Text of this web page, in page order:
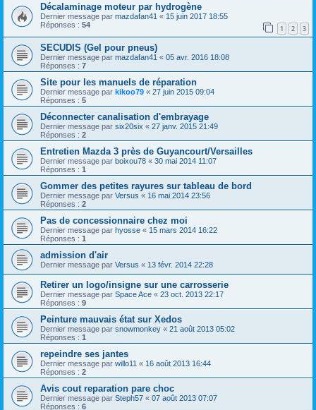
Décalaminage moteur par hydrogène
Dernier message par mazdafan41 « 15 juin 2017 18:55
Réponses : 54 1 2 3
SECUDIS (Gel pour pneus)
Dernier message par mazdafan41 « 05 avr. 2016 18:08
Réponses : 7
Site pour les manuels de réparation
Dernier message par kikoo79 « 27 juin 2015 09:04
Réponses : 5
Déconnecter canalisation d'embrayage
Dernier message par six20six « 27 janv. 2015 21:49
Réponses : 2
Entretien Mazda 3 près de Guyancourt/Versailles
Dernier message par boixou78 « 30 mai 2014 11:07
Réponses : 1
Gommer des petites rayures sur tableau de bord
Dernier message par Versus « 16 mai 2014 23:56
Réponses : 2
Pas de concessionnaire chez moi
Dernier message par hyosse « 15 mars 2014 16:22
Réponses : 1
admission d'air
Dernier message par Versus « 13 févr. 2014 22:28
Retirer un logo/insigne sur une carrosserie
Dernier message par Space Ace « 23 oct. 2013 22:17
Réponses : 9
Peinture mauvais état sur Xedos
Dernier message par snowmonkey « 21 août 2013 05:02
Réponses : 1
repeindre ses jantes
Dernier message par willo11 « 16 août 2013 16:44
Réponses : 2
Avis cout reparation pare choc
Dernier message par Steph57 « 07 août 2013 07:07
Réponses : 6